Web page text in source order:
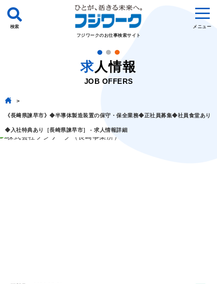
フジワークのお仕事検索サイト
検索 メニュー
求人情報
JOB OFFERS
《長﨑県諫早市》◆半導体製造装置の保守・保全業務◆正社員募集◆社員食堂あり
◆入社特典あり［長崎県諫早市］ - 求人情報詳細